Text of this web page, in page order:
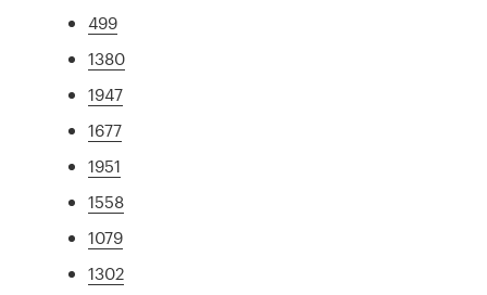
499
1380
1947
1677
1951
1558
1079
1302